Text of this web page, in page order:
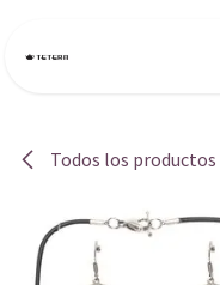
Todos los productos